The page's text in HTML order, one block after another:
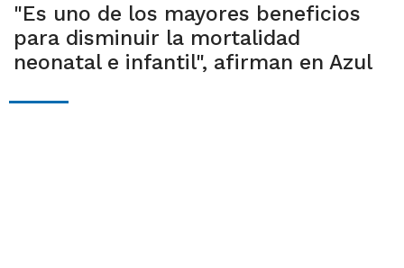
"Es uno de los mayores beneficios
para disminuir la mortalidad
neonatal e infantil", afirman en Azul